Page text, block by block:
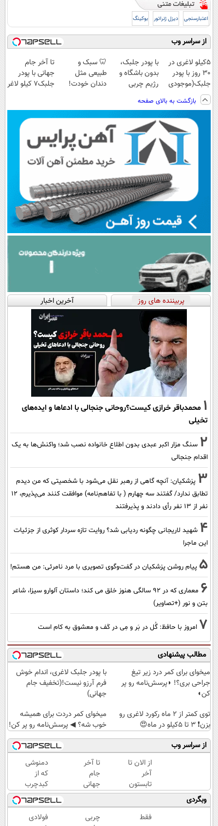
اعتبارسنجی دیزل ژنراتور بوکینگ
از سراسر وب
5کیلو لاغری در
30 روز با پودر
جلبک(موجودی
محدود)
با پودر جلبک،
بدون باشگاه و
رژیم چربی
کنید!
🦷 سبک و
طبیعی مثل
دندان خودت!
💳 📍 تهران
تا آخر جام
جهانی با پودر
جلبک7 کیلو لاغر
بازگشت به بالای صفحه
پربیننده های روز آخرین اخبار
1 محمدباقر خرازی کیست؟روحانی جنجالی با ادعاها و ایده‌های
تخیلی
2 سنگ مزار اکبر عبدی بدون اطلاع خانواده نصب شد؛ واکنش‌ها به یک
اقدام جنجالی
3 پزشکیان‌: آنچه گاهی از رهبر نقل می‌شود با شخصیتی که من دیدم
تطابق ندارد/ گفتند سه چهارم ( با تفاهم‌نامه) موافقت کنند می‌پذیرم، 12
نفر از 13 نفر رأی دادند و پذیرفتند
4 شهید لاریجانی چگونه ردیابی شد؟ روایت تازه سردار کوثری از جزئیات
این ماجرا
5 پیام روشن پزشکیان در گفت‌و‌گوی تصویری با مرد نامرئی: من هستم!
6
معماری که در 92 سالگی هنوز خلق می کند؛ داستان آلوارو سیزا، شاعر
بتن و نور (+تصاویر)
7 امروز با حافظ: گُل در بَر و مِی در کَف و معشوق به کام است
مطالب پیشنهادی
میخوای برای کمر درد زیر تیغ
جراحی بری؟! ◗پرسش‌نامه رو پر
کن◖
با پودر جلبک لاغری، اندام خوش
فرم آرزو نیست!(تخفیف جام
جهانی)
توی کمتر از 2 ماه رکورد لاغری رو
بزن❗ 3 تا 5کیلو در ماه😍
میخوای کمر دردت برای همیشه
خوب شه؟ ◀ پرسش‌نامه رو پر کن!
از سراسر وب
از الان تا
آخر
تابستون
حداقل
12کیلو
چربی
تا آخر
جام
جهانی
با پودر
جلبک7
کیلو
دمنوشی
که از
کبدچرب
نجاتت
میده رو
با 55%
وبگردی
فقط
چربی
فولادی